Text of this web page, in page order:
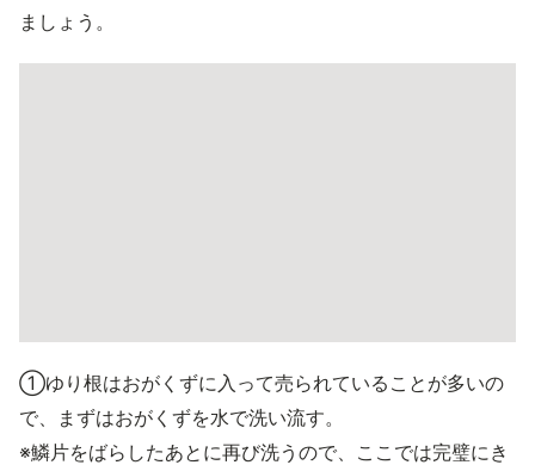
ましょう。
①ゆり根はおがくずに入って売られていることが多いの
で、まずはおがくずを水で洗い流す。
※鱗片をばらしたあとに再び洗うので、ここでは完璧にき